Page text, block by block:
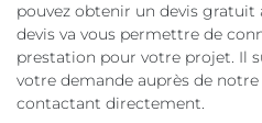
pouvez obtenir un devis gratuit
devis va vous permettre de
prestation pour votre projet. Il
votre demande auprès de
contactant directement.